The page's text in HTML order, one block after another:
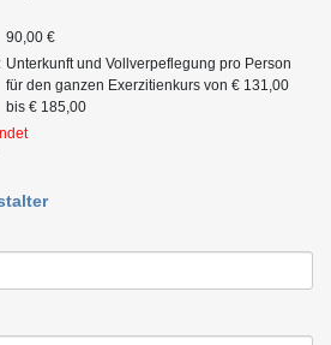
90,00 €
Unterkunft und Vollverpeflegung pro Person
für den ganzen Exerzitienkurs von € 131,00
bis € 185,00